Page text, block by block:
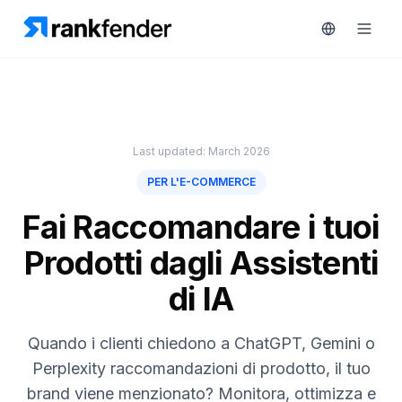
MONITORA
Monitoraggio
concorrenti
Intelligenza
Risorse
Strumenti
Prezzi
Prenota
Last updated: March 2026
PER L'E-COMMERCE
Fai Raccomandare i tuoi
Prodotti dagli Assistenti
di IA
Quando i clienti chiedono a ChatGPT, Gemini o
Perplexity raccomandazioni di prodotto, il tuo
brand viene menzionato? Monitora, ottimizza e